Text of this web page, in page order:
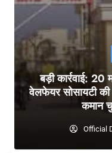
बड़ी कार्रवाई:
वेलफेयर सोसायटी की
कमान
Official